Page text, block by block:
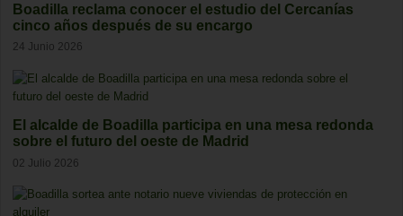
Boadilla reclama conocer el estudio del Cercanías
cinco años después de su encargo
24 Junio 2026
El alcalde de Boadilla participa en una mesa redonda
sobre el futuro del oeste de Madrid
02 Julio 2026